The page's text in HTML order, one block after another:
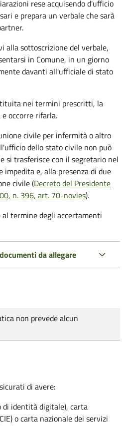
rese acquisendo d'ufficio
e prepara un verbale che sarà
alla sottoscrizione del verbale,
in Comune, in un giorno
davanti all'ufficiale di stato
nei termini prescritti, la
occorre rifarla.
civile per infermità o altro
dello stato civile non può
si trasferisce con il segretario nel
e, alla presenza di due
civile (Decreto del Presidente
n. 396, art. 70-novies).
termine degli accertamenti
da allegare
non prevede alcun
di avere:
di identità digitale), carta
o carta nazionale dei servizi